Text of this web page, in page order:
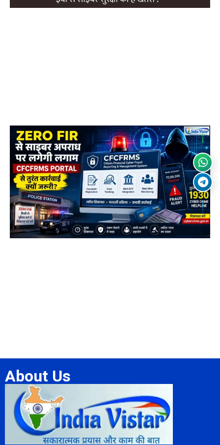
About Us